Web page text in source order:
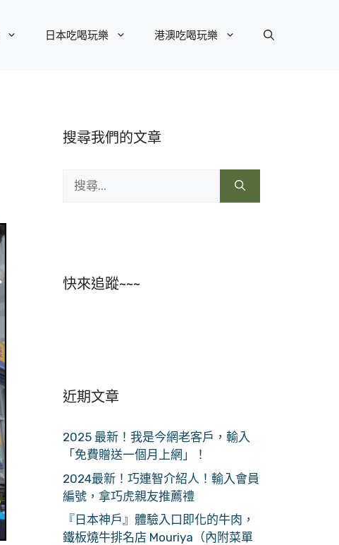
日本吃喝玩樂 港澳吃喝玩樂
搜尋我們的文章
尋:
快來追蹤~~~
近期文章
2025 最新！我是今網老客戶，輸入
「免費贈送一個月上網」！
2024最新！巧連智介紹人！輸入會員
編號，拿巧虎親友推薦禮
『日本神戶』體驗入口即化的牛肉，
鐵板燒牛排名店 Mouriya（內附菜單